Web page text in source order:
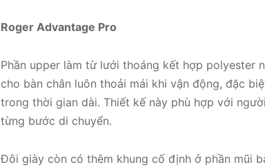
Roger Advantage Pro
Phần upper làm từ lưới thoáng kết hợp polyester
cho bàn chân luôn thoải mái khi vận động, đặc
trong thời gian dài. Thiết kế này phù hợp với
từng bước di chuyển.
Đôi giày còn có thêm khung cố định ở phần mũi